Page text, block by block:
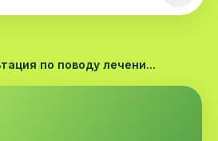
по поводу лечени...